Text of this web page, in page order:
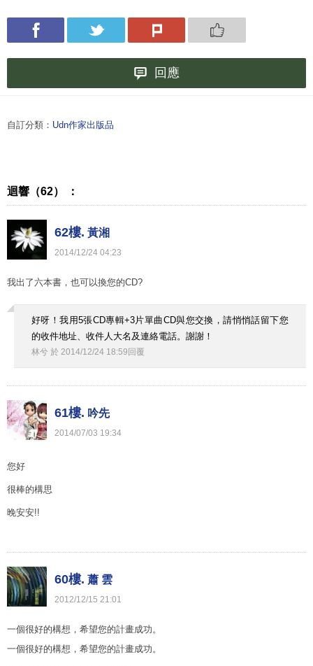
回應
自訂分類： Udn作家出版品
迴響（62） ：
62樓. 黃湘
2014/12/24 04:23
我出了六本書，也可以換您的CD?
好呀！我用5張CD專輯+3片單曲CD與您交換，請悄悄話留下您
的收件地址、收件人大名及連絡電話。謝謝！
林兮 於 2014/12/24 18:59 回覆
61樓. 吟先
2014/07/03 19:34
您好
很棒的構思
晚安安!!
60樓. 蕭 雲
2012/12/15 21:01
一個很好的構想，希望您的計畫成功。
一個很好的構想，希望您的計畫成功。